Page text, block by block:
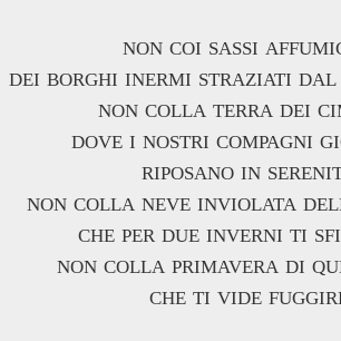
non coi sassi
dei borghi inermi straziati
non colla terra dei
dove i nostri compagni
riposano in
non colla neve inviolata
che per due inverni ti
non colla primavera di
che ti vide